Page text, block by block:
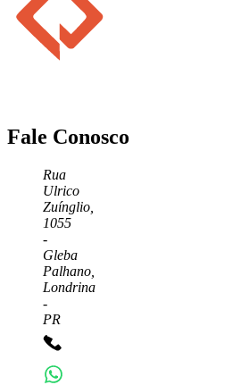
Fale Conosco
Rua
Ulrico
Zuínglio,
1055
-
Gleba
Palhano,
Londrina
-
PR